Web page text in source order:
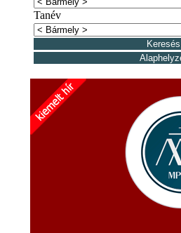
Tanév